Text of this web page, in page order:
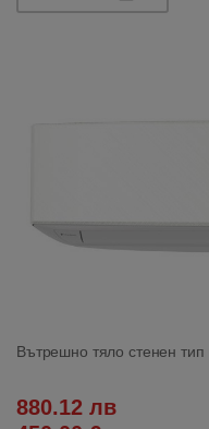
Вътрешно тяло стенен
880.12 лв